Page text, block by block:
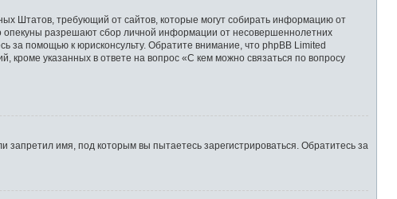
Штатов, требующий от сайтов, которые могут собирать информацию от
опекуны разрешают сбор личной информации от несовершеннолетних
за помощью к юрисконсульту. Обратите внимание, что phpBB Limited
указанных в ответе на вопрос «С кем можно связаться по вопросу
имя, под которым вы пытаетесь зарегистрироваться. Обратитесь за